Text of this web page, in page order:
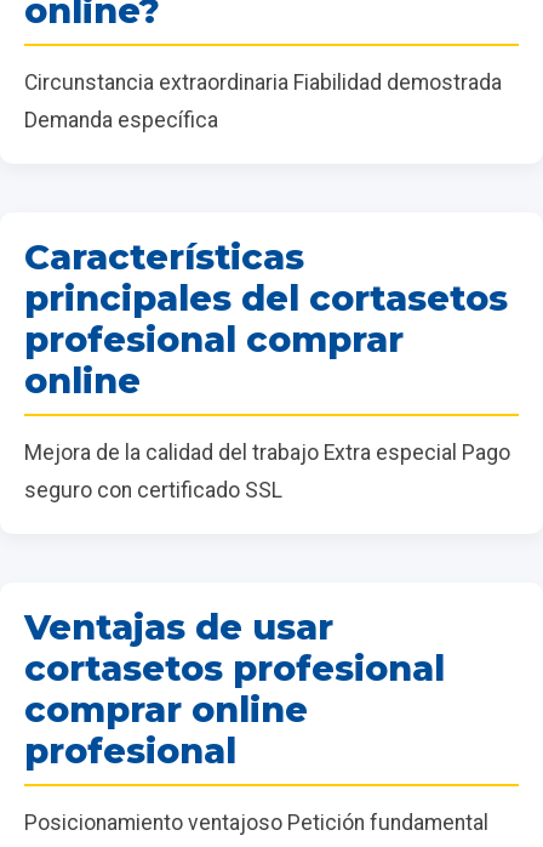
online?
Circunstancia extraordinaria Fiabilidad demostrada
Demanda específica
Características
principales del cortasetos
profesional comprar
online
Mejora de la calidad del trabajo Extra especial Pago
seguro con certificado SSL
Ventajas de usar
cortasetos profesional
comprar online
profesional
Posicionamiento ventajoso Petición fundamental